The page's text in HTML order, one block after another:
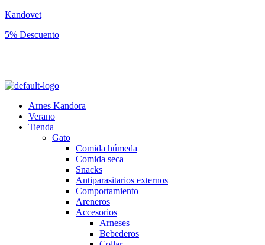
Kandovet
5% Descuento
Arnes Kandora
Verano
Tienda
Gato
Comida húmeda
Comida seca
Snacks
Antiparasitarios externos
Comportamiento
Areneros
Accesorios
Arneses
Bebederos